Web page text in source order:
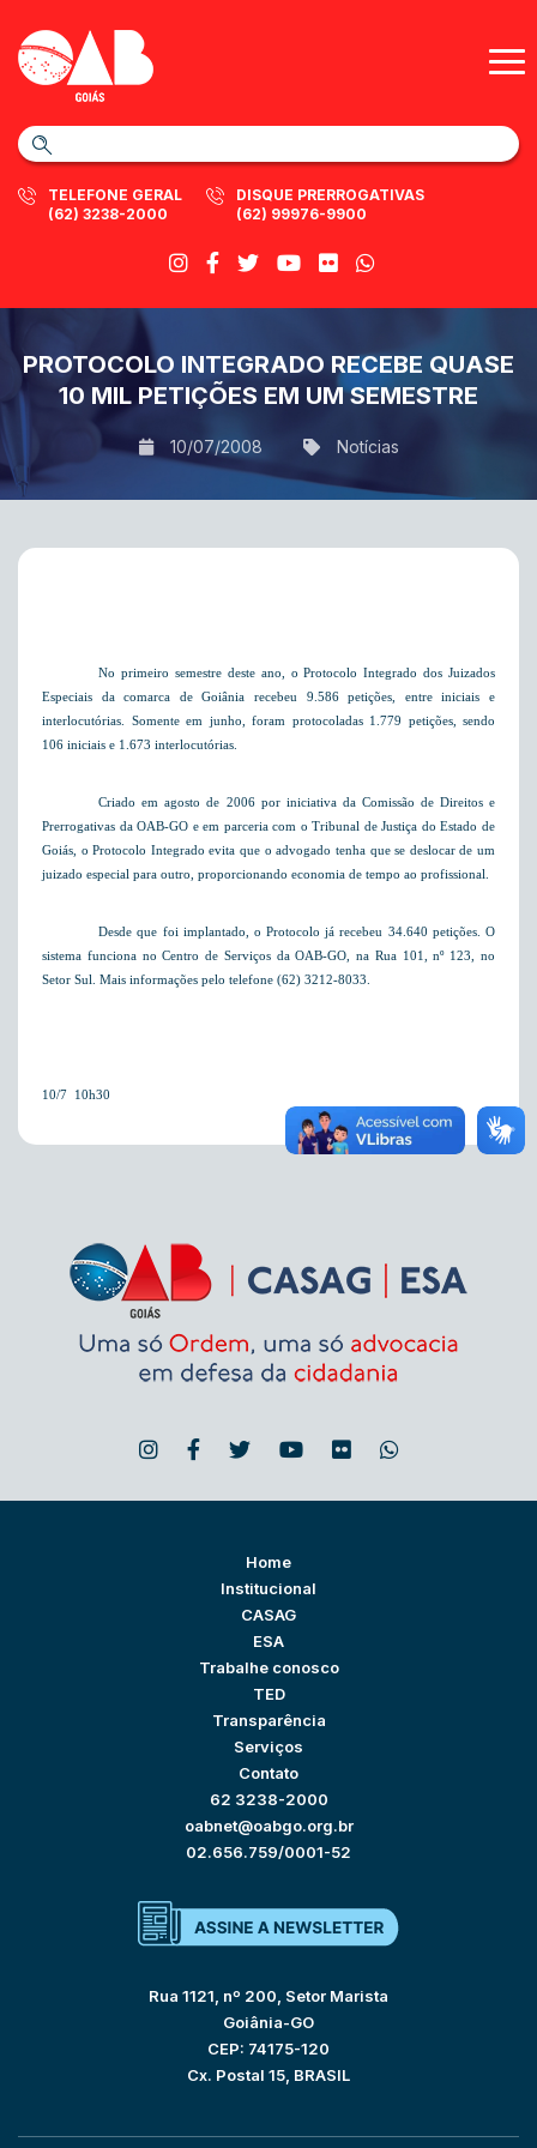
TELEFONE GERAL
(62) 3238-2000
DISQUE PRERROGATIVAS
(62) 99976-9900
PROTOCOLO INTEGRADO RECEBE QUASE
10 MIL PETIÇÕES EM UM SEMESTRE
10/07/2008 Notícias
No primeiro semestre deste ano, o Protocolo Integrado dos Juizados
Especiais da comarca de Goiânia recebeu 9.586 petições, entre iniciais e
interlocutórias. Somente em junho, foram protocoladas 1.779 petições, sendo
106 iniciais e 1.673 interlocutórias.
Criado em agosto de 2006 por iniciativa da Comissão de Direitos e
Prerrogativas da OAB-GO e em parceria com o Tribunal de Justiça do Estado de
Goiás,
o Protocolo Integrado evita que o advogado tenha que se deslocar de um
juizado especial para outro, proporcionando economia de tempo ao profissional.
Desde que foi implantado, o Protocolo já recebeu 34.640 petições. O
sistema funciona no Centro de Serviços da OAB-GO, na Rua 101, nº 123, no
Setor Sul. Mais informações pelo telefone (62) 3212-8033.
10/7  10h30
Home
Institucional
CASAG
ESA
Trabalhe conosco
TED
Transparência
Serviços
Contato
62 3238-2000
oabnet@oabgo.org.br
02.656.759/0001-52
Rua 1121, nº 200, Setor Marista
Goiânia-GO
CEP: 74175-120
Cx. Postal 15, BRASIL